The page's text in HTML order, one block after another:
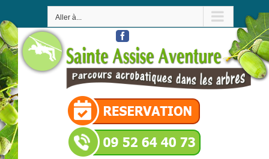
contenu
Aller à...
Facebook